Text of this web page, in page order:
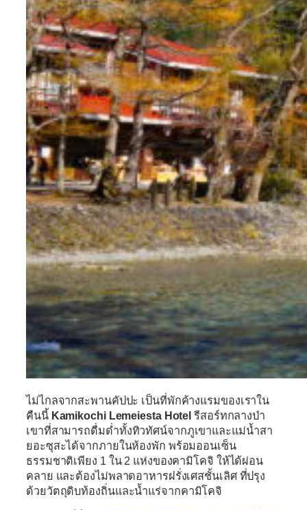
ไม่ไกลจากสะพานคัปปะ เป็นที่พักค้างแรมของเราใน
คืนนี้ Kamikochi LemeiestaHotelรีสอร์ทกลางป่า
เขาที่สามารถดื่มด่ำทั้งทิวทัศน์จากภูเขาและแม่น้ำสา
ยอะซุสะได้จากภายในห้องพัก พร้อมออนเซ็น
ธรรมชาติเพียง 1 ใน 2 แห่งของคามิโคจิ ให้ได้ผ่อน
คลาย และต้องไม่พลาดอาหารฝรั่งเศสชั้นเลิศ ที่ปรุง
ด้วยวัตถุดิบท้องถิ่นและน้ำแร่จากคามิโคจิ